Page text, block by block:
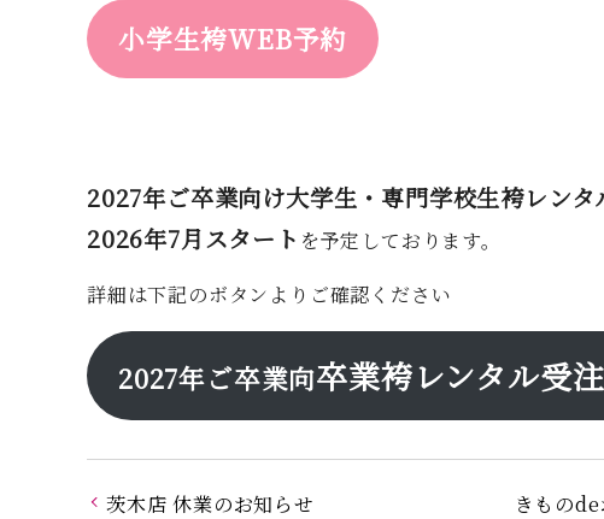
小学生袴WEB予約
2027年ご卒業向け大学生・専門学校生袴レンタ
2026年7月スタート を予定しております。
詳細は下記のボタンよりご確認ください
2027年ご卒業向卒業袴レンタル受
茨木店 休業のお知らせ きもの